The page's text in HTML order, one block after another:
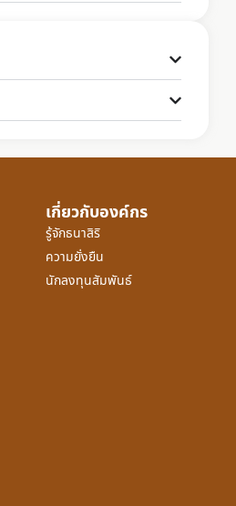
เกี่ยวกับองค์กร
รู้จักธนาสิริ
ความยั่งยืน
นักลงทุนสัมพันธ์